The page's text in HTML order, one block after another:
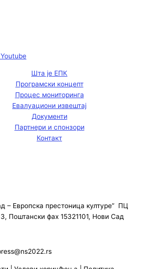
Youtube
Шта је ЕПК
Програмски концепт
Процес мониторинга
Евалуациони извештај
Документи
Партнери и спонзори
Контакт
– Европска престоница културе” ПЦ
Поштански фах 15321101, Нови Сад